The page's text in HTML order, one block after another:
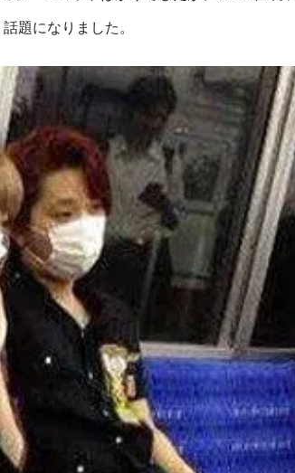
題になりました。